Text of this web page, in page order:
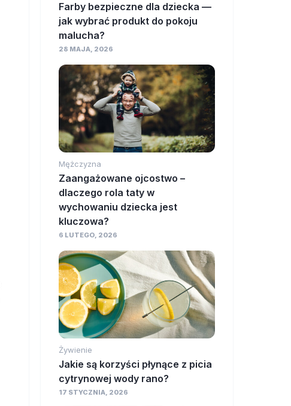
Farby bezpieczne dla dziecka —
jak wybrać produkt do pokoju
malucha?
28 MAJA, 2026
Mężczyzna
Zaangażowane ojcostwo –
dlaczego rola taty w
wychowaniu dziecka jest
kluczowa?
6 LUTEGO, 2026
Żywienie
Jakie są korzyści płynące z picia
cytrynowej wody rano?
17 STYCZNIA, 2026